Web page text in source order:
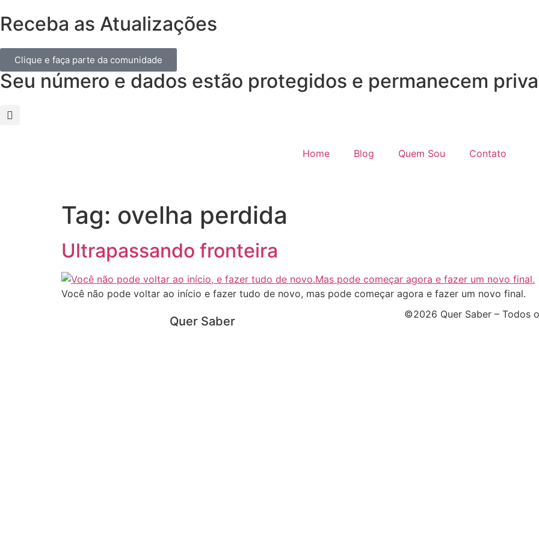
Receba as Atualizações
Clique e faça parte da comunidade
Seu número e dados estão protegidos e permanecem
Home Blog Quem Sou Contato
Tag: ovelha perdida
Ultrapassando fronteira
Você não pode voltar ao início e fazer tudo de novo, mas pode começar agora e fazer um novo final.
Quer Saber ©2026 Quer Saber – Todos